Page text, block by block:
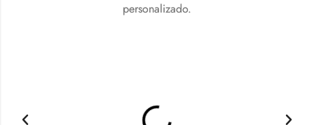
personalizado.